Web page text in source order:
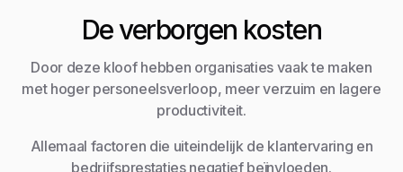
De verborgen kosten
Door deze kloof hebben organisaties vaak te maken
met hoger personeelsverloop, meer verzuim en lagere
productiviteit.
Allemaal factoren die uiteindelijk de klantervaring en
bedrijfsprestaties negatief beïnvloeden.